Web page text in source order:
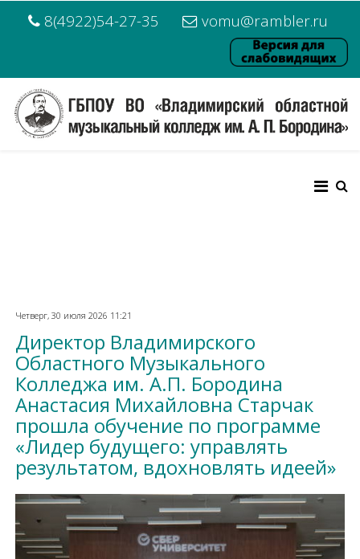
8(4922)54-27-35 vomu@rambler.ru
Четверг, 30 июля 2026 11:21
Директор Владимирского
Областного Музыкального
Колледжа им. А.П. Бородина
Анастасия Михайловна Старчак
прошла обучение по программе
«Лидер будущего: управлять
результатом, вдохновлять идеей»